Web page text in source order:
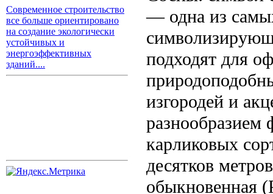
Современное строительство
все больше ориентировано
на создание экологически
устойчивых и
энергоэффективных
зданий....
— одна из
подходят для
изгородей и
карликовых
десятков
обыкновенная